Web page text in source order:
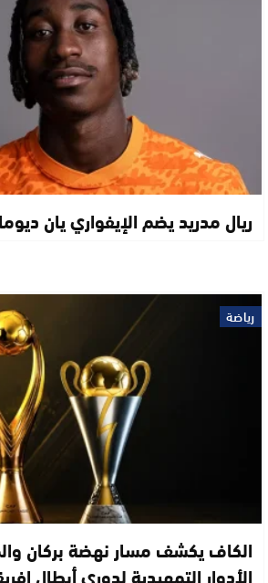
ريال مدريد يضم الإيفواري يان
رياضة
الكاف يكشف مسار نهضة بركان
الأدوار التمهيدية لدوري أبطال